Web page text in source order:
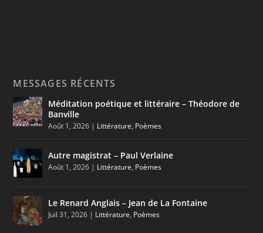
MESSAGES RÉCENTS
Méditation poétique et littéraire – Théodore de
Banville
Août 1, 2026 | Littérature, Poèmes
Autre magistrat – Paul Verlaine
Août 1, 2026 | Littérature, Poèmes
Le Renard Anglais – Jean de La Fontaine
Juil 31, 2026 | Littérature, Poèmes